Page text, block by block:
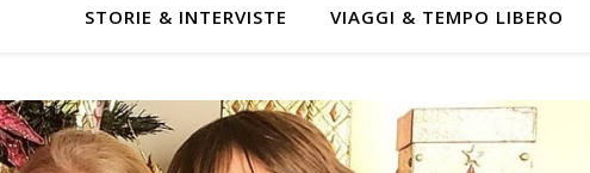
STORIE & INTERVISTE VIAGGI & TEMPO LIBERO